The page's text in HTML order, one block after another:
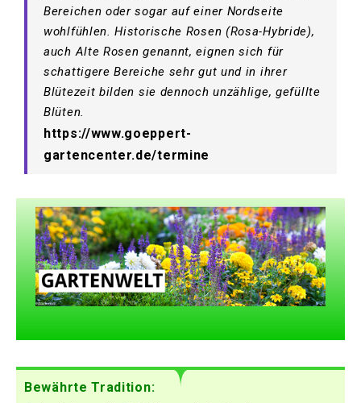
Bereichen oder sogar auf einer Nordseite
wohlfühlen. Historische Rosen (Rosa-Hybride),
auch Alte Rosen genannt, eignen sich für
schattigere Bereiche sehr gut und in ihrer
Blütezeit bilden sie dennoch unzählige, gefüllte
Blüten.
https://www.goeppert-
gartencenter.de/termine
Bewährte Tradition: